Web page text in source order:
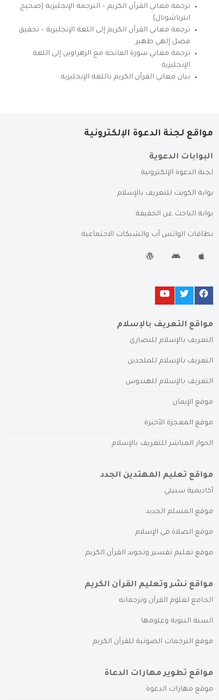
ترجمة معاني القرآن الكريم – الترجمة الإنجليزية (صحيح
انترناشونال)
ترجمة معاني القرآن الكريم إلى اللغة الإنجليزية – تحقيق
فضل إلهي ظهير
ترجمة معاني سورة الفاتحة مع الزهراوين إلى اللغة
الإنجليزية
بيان معاني القرآن الكريم باللغة الإنجليزية
مواقع لجنة الدعوة الإلكترونية
البوابات الدعوية
لجنة الدعوة الإلكترونية
بوابة الكويت للتعريف بالإسلام
بوابة الباحث عن الحقيقة
بطاقات الواتس آب والشبكات الاجتماعية
مواقع التعريف بالإسلام
التعريف بالإسلام للنصارى
التعريف بالإسلام للملحدين
التعريف بالإسلام للهندوس
موقع الإيمان
موقع المعجزة الأخيرة
الحوار المباشر للتعريف بالإسلام
مواقع تعليم المهتدين الجدد
أكاديمية سبيلي
موقع المسلم الجديد
موقع الصلاة في الإسلام
موقع تعليم تفسير وتجويد القرآن الكريم
مواقع نشر وتعليم القرآن الكريم
الجامع لعلوم القرآن وترجماته
السنة النبوية وعلومها
موقع الترجمات الصوتية للقرآن الكريم
مواقع تطوير مهارات الدعاة
موقع مهارات الدعوة